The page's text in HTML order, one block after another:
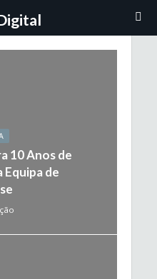
10 Anos de
Equipa de